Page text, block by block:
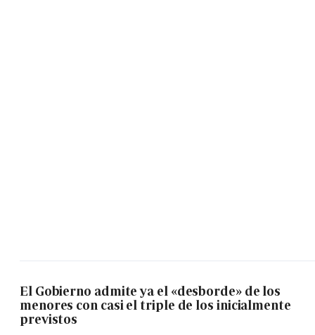
El Gobierno admite ya el «desborde» de los
menores con casi el triple de los inicialmente
previstos